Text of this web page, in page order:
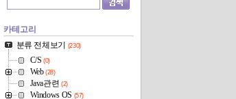
카테고리
분류 전체보기
(230)
C/S (0)
Web(28)
Java관련 (2)
Windows OS (57)